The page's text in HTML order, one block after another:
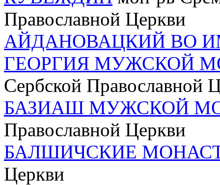
Православной Церкви
АЙДАНОВАЦКИЙ ВО
ГЕОРГИЯ МУЖСКОЙ
Сербской Православной
БАЗИАШ МУЖСКОЙ
Православной Церкви
БАЛШИЧСКИЕ
Церкви